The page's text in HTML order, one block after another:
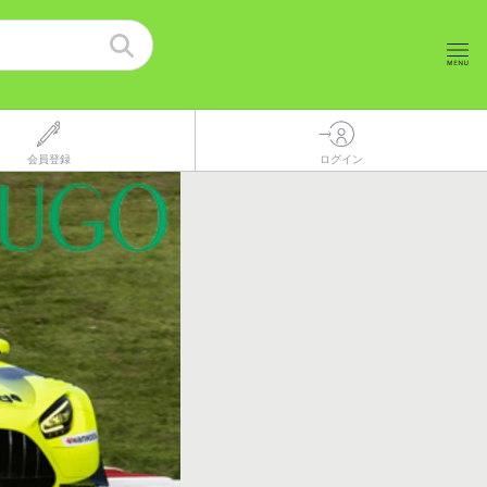
会員登録 ログイン